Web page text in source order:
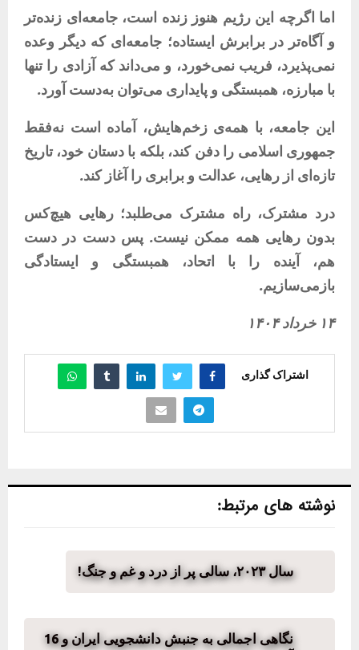
اما اگرچه این رژیم هنوز زنده است، جامعه‌ای زنده‌تر
و آگاه‌تر در برابرش ایستاده؛ جامعه‌ای که دیگر وعده
نمی‌پذیرد، فریب نمی‌خورد، و می‌داند که آزادی را تنها
با مبارزه، همبستگی و پایداری می‌توان به‌دست آورد.
این جامعه، با همه‌ی زخم‌هایش، آماده است نه‌فقط
جمهوری اسلامی را دفن کند، بلکه با دستان خود، تاریخ
تازه‌ای از رهایی، عدالت و برابری را آغاز کند.
درد مشترک، راه مشترک می‌طلبد؛ رهایی هیچ‌کس
بدون رهایی همه ممکن نیست.پس دست در دست
هم،
آینده را با اتحاد، همبستگی و
ایستادگی
بازمی‌سازیم .
۱۴ خرداد ۱۴۰۴
اشتراک گذاری
نوشته های مرتبط:
سال ۲۰۲۳، سالی پر از درد و غم و جنگ!
نگاهی اجمالی به جنبش دانشجویی ایران و 16